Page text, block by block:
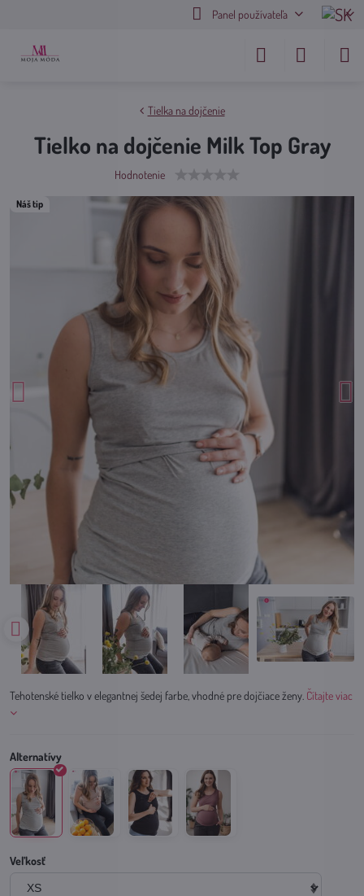
Panel používateľa
Náš tip
Tielka na dojčenie
Tielko na dojčenie Milk Top Gray
Hodnotenie
Tehotenské tielko v elegantnej šedej farbe, vhodné pre dojčiace ženy. Čítajte viac
Veľkosť